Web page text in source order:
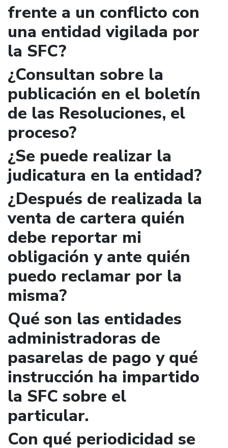
frente a un conflicto con
una entidad vigilada por
la SFC?
¿Consultan sobre la
publicación en el boletín
de las Resoluciones, el
proceso?
¿Se puede realizar la
judicatura en la entidad?
¿Después de realizada la
venta de cartera quién
debe reportar mi
obligación y ante quién
puedo reclamar por la
misma?
Qué son las entidades
administradoras de
pasarelas de pago y qué
instrucción ha impartido
la SFC sobre el
particular.
Con qué periodicidad se